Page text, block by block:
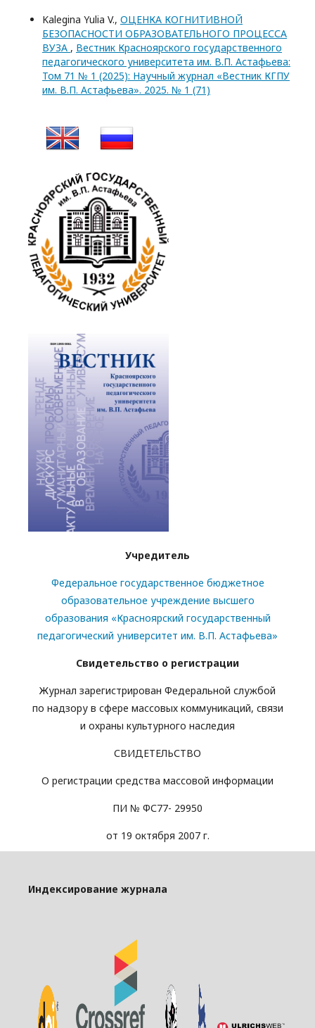
Kalegina Yulia V., ОЦЕНКА КОГНИТИВНОЙ
БЕЗОПАСНОСТИ ОБРАЗОВАТЕЛЬНОГО ПРОЦЕССА
ВУЗА , Вестник Красноярского государственного
педагогического университета им. В.П. Астафьева:
Том 71 № 1 (2025): Научный журнал «Вестник КГПУ
им. В.П. Астафьева». 2025. № 1 (71)
Учредитель
Федеральное государственное бюджетное
образовательное учреждение высшего
образования «Красноярский государственный
педагогический университет им. В.П. Астафьева»
Свидетельство о регистрации
Журнал зарегистрирован Федеральной службой
по надзору в сфере массовых коммуникаций, связи
и охраны культурного наследия
СВИДЕТЕЛЬСТВО
О регистрации средства массовой информации
ПИ № ФС77- 29950
от 19 октября 2007 г.
Индексирование журнала